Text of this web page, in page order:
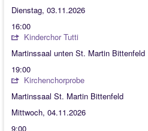
Dienstag, 03.11.2026
16:00
Kinderchor Tutti
Martinssaal unten St. Martin Bittenfeld
19:00
Kirchenchorprobe
Martinssaal St. Martin Bittenfeld
Mittwoch, 04.11.2026
9:00